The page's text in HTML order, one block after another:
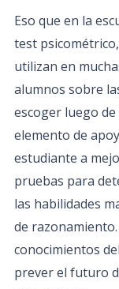
Eso que en la
test
utilizan en
alumnos sobre
escoger luego
elemento de
estudiante a
pruebas para
las habilidades
de
conocimientos
prever el futuro